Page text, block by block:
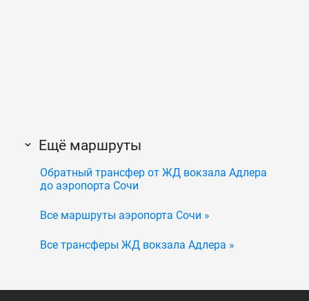
Ещё маршруты
Обратный трансфер от ЖД вокзала Адлера
до аэропорта Сочи
Все маршруты аэропорта Сочи »
Все трансферы ЖД вокзала Адлера »